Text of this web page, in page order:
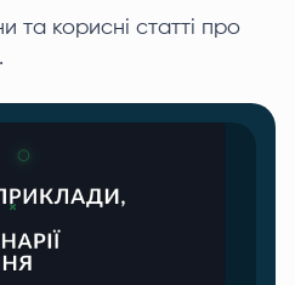
та корисні статті про